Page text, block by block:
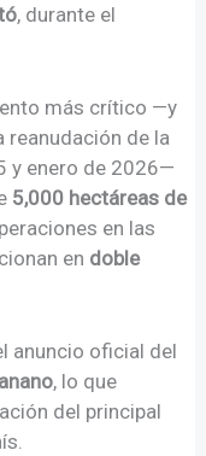
, durante el
más crítico —y
reanudación de la
y enero de 2026—
5,000 hectáreas de
en las
en doble
anuncio oficial del
, lo que
del principal